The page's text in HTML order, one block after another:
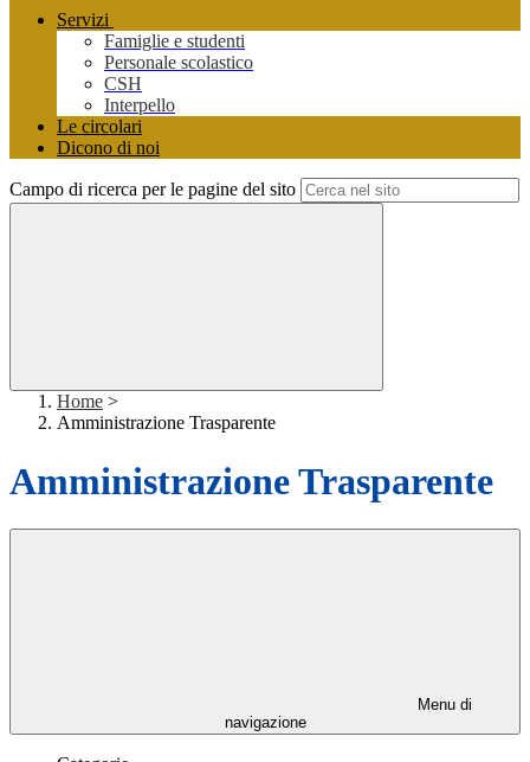
Servizi
Famiglie e studenti
Personale scolastico
CSH
Interpello
Le circolari
Dicono di noi
Campo di ricerca per le pagine del sito
Home >
Amministrazione Trasparente
Amministrazione Trasparente
Menu di
navigazione